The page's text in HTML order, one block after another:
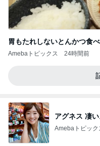
胃もたれしないとんかつ食
Amebaトピックス 24時間前
アグネス 凄
Amebaトピック